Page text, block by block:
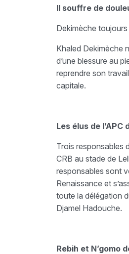
Il souffre de
Dekimèche
Khaled Dekimèche
d’une blessure au
reprendre son
capitale.
Les élus de
Trois responsables
CRB au stade de
responsables sont
Renaissance et
toute la délégation
Djamel Hadouche.
Rebih et N’gomo